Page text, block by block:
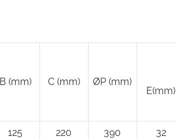
B (mm) C (mm) ØP (mm)
E(mm)
125 220 390 32